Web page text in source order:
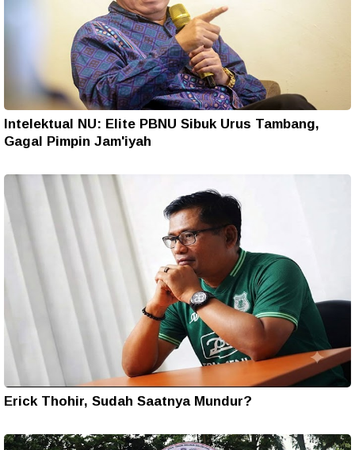
Intelektual NU: Elite PBNU Sibuk Urus Tambang,
Gagal Pimpin Jam'iyah
Erick Thohir, Sudah Saatnya Mundur?